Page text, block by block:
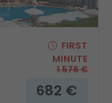
FIRST
MINUTE
1 576€
682 €